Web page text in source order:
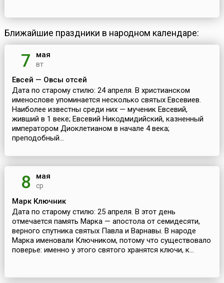
змеем, опустоша...
Ближайшие праздники в народном календаре:
7 мая
вт
Евсей — Овсы отсей
Дата по старому стилю: 24 апреля. В христианском
именослове упоминается несколько святых Евсевиев.
Наиболее известны среди них — мученик Евсевий,
живший в 1 веке; Евсевий Никодмидийский, казненный
императором Диоклетианом в начале 4 века;
преподобный...
8 мая
ср
Марк Ключник
Дата по старому стилю: 25 апреля. В этот день
отмечается память Марка — апостола от семидесяти,
верного спутника святых Павла и Варнавы. В народе
Марка именовали Ключником, потому что существовало
поверье: именно у этого святого хранятся ключи, к...